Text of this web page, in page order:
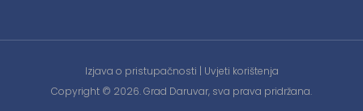
Izjava o pristupačnosti | Uvjeti korištenja
Copyright © 2026. Grad Daruvar, sva prava pridržana.